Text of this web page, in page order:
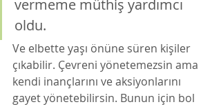
vermeme müthiş yardımcı
oldu.
Ve elbette yaşı önüne süren kişiler
çıkabilir. Çevreni yönetemezsin ama
kendi inançlarını ve aksiyonlarını
gayet yönetebilirsin. Bunun için bol